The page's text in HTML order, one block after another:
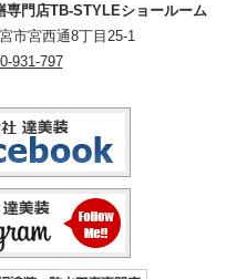
専門店TB-STYLEショールーム
市宮西通8丁目25-1
931-797